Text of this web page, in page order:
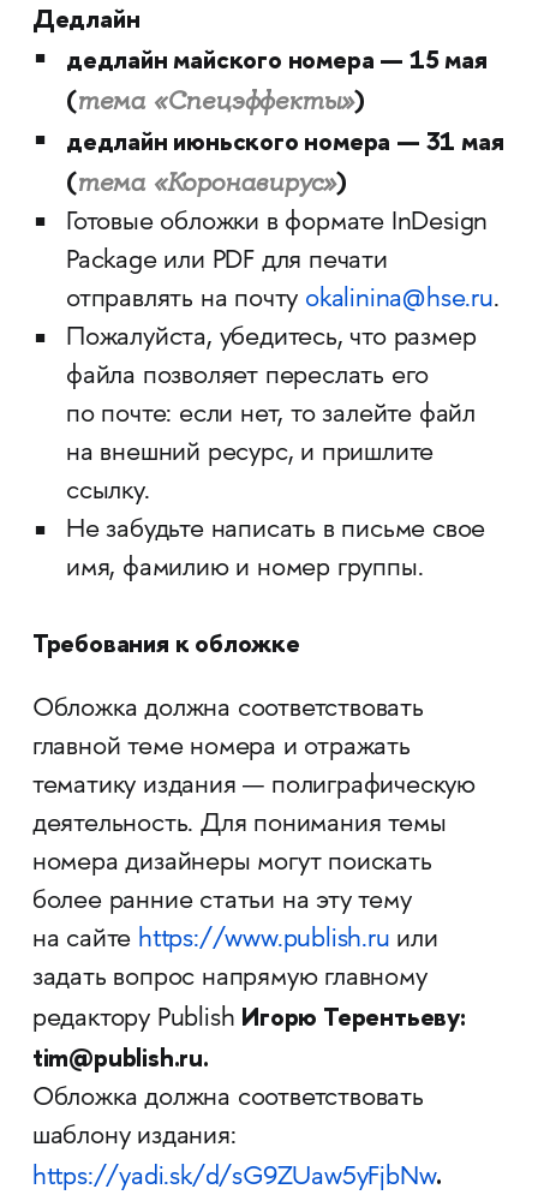
Дедлайн
дедлайн майского номера — 15 мая
(тема «Спецэффекты»)
дедлайн июньского номера — 31 мая
(тема «Коронавирус»)
Готовые обложки в формате InDesign
Package или PDF для печати
отправлять на почту okalinina@hse.ru.
Пожалуйста, убедитесь, что размер
файла позволяет переслать его
по почте: если нет, то залейте файл
на внешний ресурс, и пришлите
ссылку.
Не забудьте написать в письме свое
имя, фамилию и номер группы.
Требования к обложке
Обложка должна соответствовать
главной теме номера и отражать
тематику издания — полиграфическую
деятельность. Для понимания темы
номера дизайнеры могут поискать
более ранние статьи на эту тему
на сайте https://www.publish.ru или
задать вопрос напрямую главному
редактору Publish Игорю Терентьеву:
tim@publish.ru.
Обложка должна соответствовать
шаблону издания:
https://yadi.sk/d/sG9ZUaw5yFjbNw.